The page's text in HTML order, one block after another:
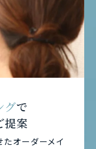
グで
提案
オーダーメイ